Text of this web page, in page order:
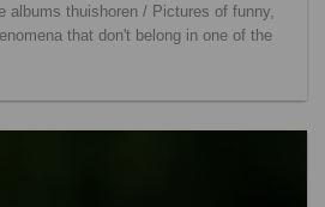
albums thuishoren / Pictures of funny,
that don't belong in one of the